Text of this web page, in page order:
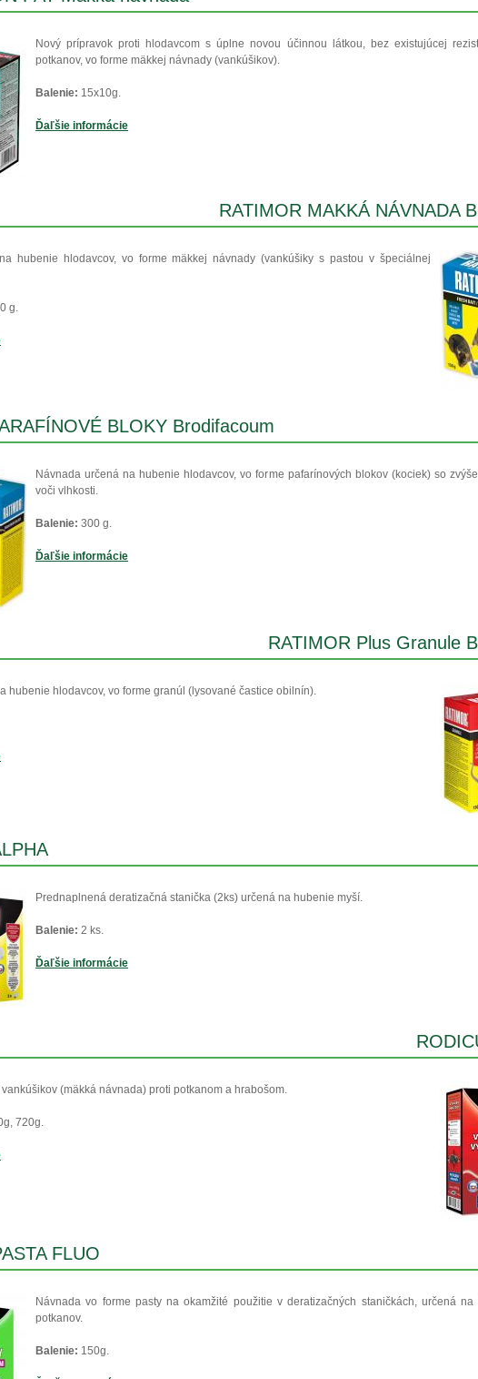
Nový prípravok proti hlodavcom s úplne novou účinnou látkou, bez existujúcej
potkanov, vo forme mäkkej návnady (vankúšikov).
Balenie: 15x10g.
Ďaľšie informácie
RATIMOR MAKKÁ NÁVNADA
hubenie hlodavcov, vo forme mäkkej návnady (vankúšiky s pastou v špeciálnej
g.
BLOKY Brodifacoum
Návnada určená na hubenie hlodavcov, vo forme pafarínových blokov (kociek) so
voči vlhkosti.
Balenie: 300 g.
Ďaľšie informácie
RATIMOR Plus Granule
hubenie hlodavcov, vo forme granúl (lysované častice obilnín).
Prednaplnená deratizačná stanička (2ks) určená na hubenie myší.
Balenie: 2 ks.
Ďaľšie informácie
(mäkká návnada) proti potkanom a hrabošom.
720g.
FLUO
Návnada vo forme pasty na okamžité použitie v deratizačných staničkách, určená
potkanov.
Balenie: 150g.